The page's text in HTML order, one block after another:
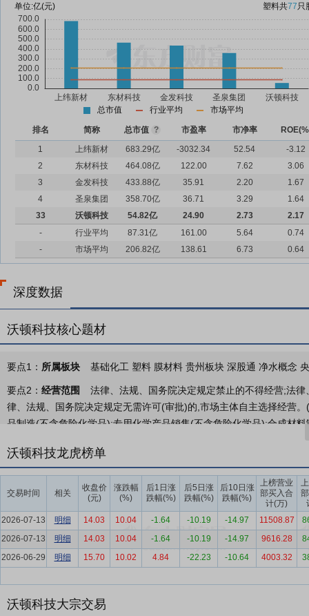
单位:亿(元) 塑料共77只
总市值 行业平均 市场平均
排名 简称 总市值 ? 市盈率 市净率
1
上纬新材 683.29亿 -3032.34 52.54
-3.12
2
东材科技 464.08亿 122.00 7.62
3.06
3
金发科技 433.88亿 35.91 2.20
1.67
4
圣泉集团 358.70亿 36.71 3.29
1.64
33
沃顿科技 54.82亿 24.90 2.73
2.17
-
行业平均 87.31亿 161.00 5.64
0.74
-
市场平均 206.82亿 138.61 6.73 0.64
深度数据
沃顿科技核心题材
要点1： 所属板块 基础化工 塑料 膜材料 贵州板块 深股通 净水概念
要点2： 经营范围
法律、法规、国务院决定规定禁止的不得经营;法
律、法规、国务院决定规定无需许可(审批)的,市场主体自主选择经营
品制造(不含危险化学品);专用化学产品销售(不含危险化学品);合成材
计;建设工程施工;以自有资金从事投资活动;货物进出口;技术进出口;
公司膜产品主要为反渗透膜、纳滤膜、超滤膜，是
脱盐功能，在物料的分离、纯化、浓缩等领域实现选择性分离功能，
装置进行饮用纯水制备，商用膜主要用于小型商用领域如社区、办公
物料选择性分离的性能，广泛应用在食品饮料、医疗制药、市政供水
水零排放、物料浓缩提纯、新能源等行业。
要点4：膜分离工程业务
公司聚焦膜分离工程技术研发与工程项目应
利用、印染造纸等各类工业给排水及特种液体处理领域。
要点5：植物纤维业务
沃顿科技龙虎榜单
交易时间 相关
收盘价
(元)
涨跌幅
(%)
后1日涨
跌幅(%)
后5日涨
跌幅(%)
后10日涨
跌幅(%)
上榜营业
部买入合
计(万)
2026-07-13
明细 14.03 10.04 -1.64 -10.19 -14.97 11508.87
2026-07-13
明细 14.03 10.04 -1.64 -10.19 -14.97 9616.28
2026-06-29
明细 15.70 10.02 4.84 -22.23 -10.64 4003.32
沃顿科技大宗交易